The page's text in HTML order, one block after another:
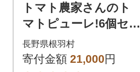
トマト農家さんのト
マトピューレ!6個セッ
ト 保存料・食塩・化
学調味料不使用!
長野県根羽村
寄付金額 21,000円